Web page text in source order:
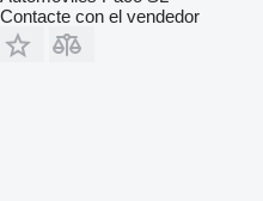
Contacte con el vendedor